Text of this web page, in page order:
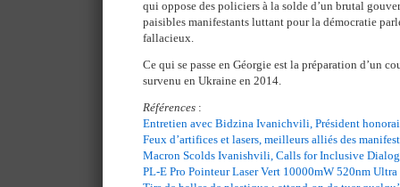
qui oppose des policiers à la solde d’un brutal
paisibles manifestants luttant pour la démocratie
fallacieux.
Ce qui se passe en Géorgie est la préparation d’un
survenu en Ukraine en 2014.
Références :
Entretien avec Bidzina Ivanichvili, Président
Feux d’artifices et lasers, meilleurs alliés des
Macron Scolds Ivanishvili, Calls for Inclusive
PL-E Pro Pointeur Laser Vert 10000mW 520nm Ultra